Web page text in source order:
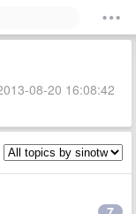
08-20 16:08:42